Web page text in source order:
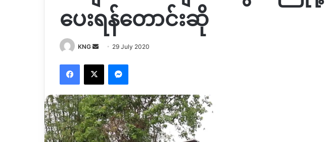
ပေးရန်တောင်းဆို
KNG
Send 29 July 2020
Facebook
X Messenger